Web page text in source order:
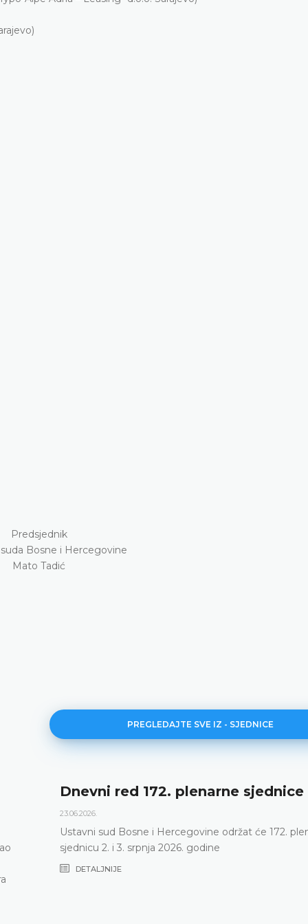
Predsjednik
Bosne i Hercegovine
Mato Tadić
PREGLEDAJTE SVE IZ - SJEDNICE
sjednice
će 172. plenarnu
171. plenarna sjednica
Ustavni sud Bosne i Hercegovine
putem održao 171. plenarnu